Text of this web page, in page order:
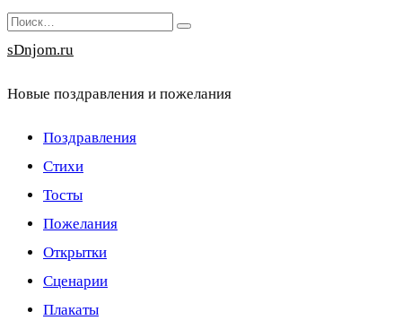
Перейти
к
Search
for:
sDnjom.ru
Новые поздравления и пожелания
Поздравления
Стихи
Тосты
Пожелания
Открытки
Сценарии
Плакаты